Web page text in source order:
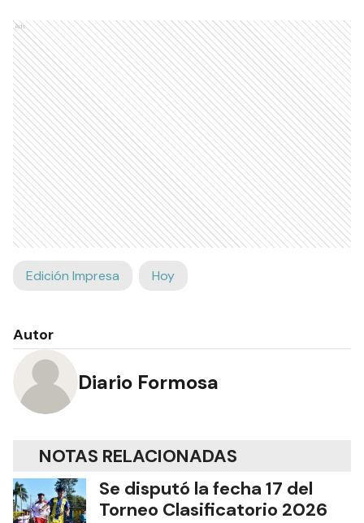
Ads
Edición Impresa Hoy
Autor
Diario Formosa
NOTAS RELACIONADAS
Se disputó la fecha 17 del
Torneo Clasificatorio 2026